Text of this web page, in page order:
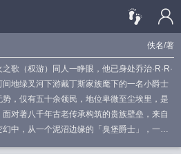
佚名/著
歌（权游）同人一睁眼，他已身处乔治·R·R·
地绿叉河下游戴丁斯家族麾下的一名小爵士
，仅有五十余领民，地位卑微至尘埃里，是
对著八千年古老传承构筑的贵族壁垒，来自
中，从一个泥沼边缘的「臭堡爵士」，一步